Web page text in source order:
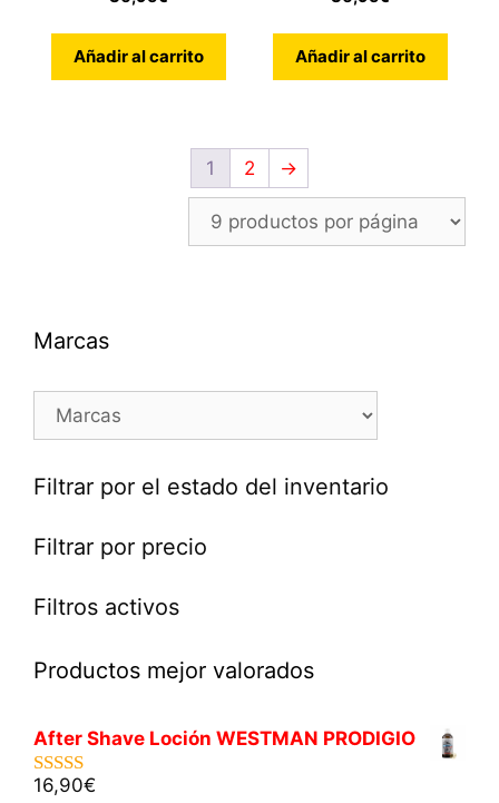
Añadir al carrito Añadir al carrito
1 2 →
Marcas
Filtrar por el estado del inventario
Filtrar por precio
Filtros activos
Productos mejor valorados
After Shave Loción WESTMAN PRODIGIO
5.00de 5
16,90€